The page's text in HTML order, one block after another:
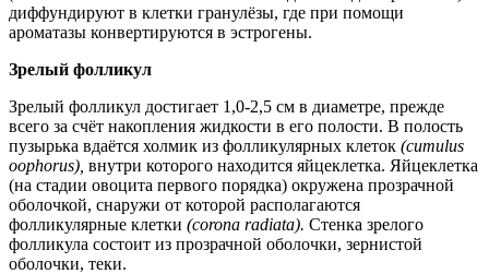
диффундируют в клетки гранулёзы, где при помощи
ароматазы конвертируются в эстрогены.
Зрелый фолликул
Зрелый фолликул достигает 1,0-2,5 см в диаметре, прежде
всего за счёт накопления жидкости в его полости. В полость
пузырька вдаётся холмик из фолликулярных клеток (cumulus
oophorus), внутри которого находится яйцеклетка. Яйцеклетка
(на стадии овоцита первого порядка) окружена прозрачной
оболочкой, снаружи от которой располагаются
фолликулярные клетки (corona radiata). Стенка зрелого
фолликула состоит из прозрачной оболочки, зернистой
оболочки, теки.